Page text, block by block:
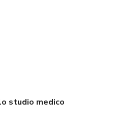
studio medico